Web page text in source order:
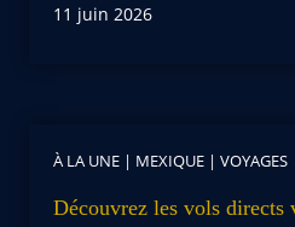
11 juin 2026
À LA UNE | MEXIQUE | VOYAGES
Découvrez les vols directs